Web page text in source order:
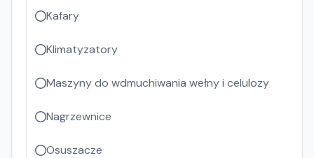
Kafary
Klimatyzatory
Maszyny do wdmuchiwania wełny i celulozy
Nagrzewnice
Osuszacze